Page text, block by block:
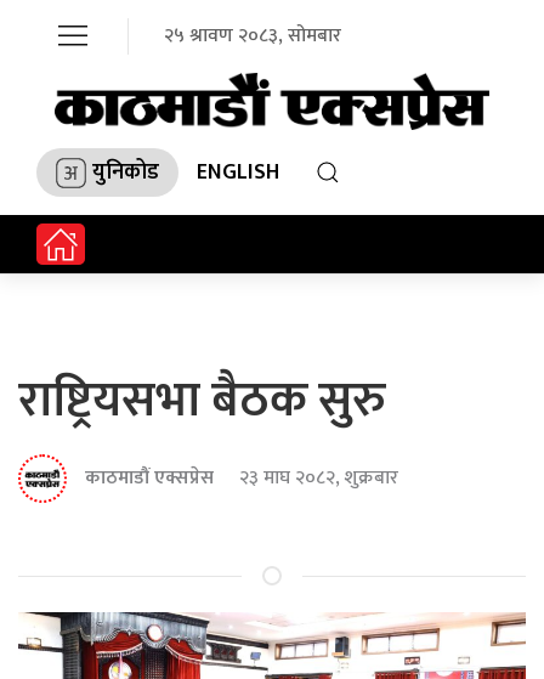
२५ श्रावण २०८३, सोमबार
युनिकोड ENGLISH
राष्ट्रियसभा बैठक सुरु
काठमाडौं एक्सप्रेस २३ माघ २०८२, शुक्रबार